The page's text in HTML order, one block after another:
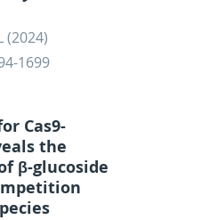
(2024)
1699
Cas9-
the
β-glucoside